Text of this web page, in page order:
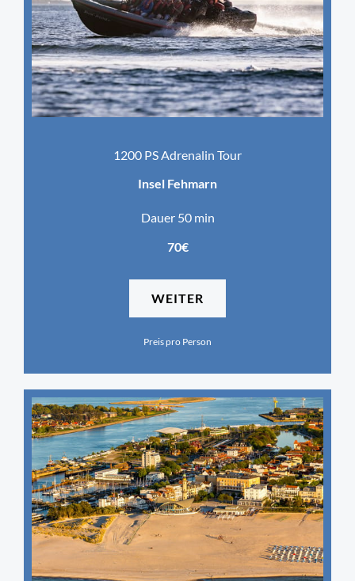
1200 PS Adrenalin Tour
Insel Fehmarn
Dauer 50 min
70€
WEITER
Preis pro Person